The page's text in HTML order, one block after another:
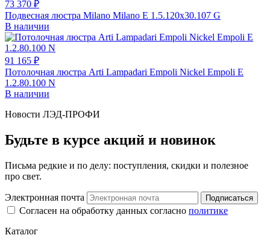
73 370 ₽
Подвесная люстра Milano Milano E 1.5.120x30.107 G
В наличии
91 165 ₽
Потолочная люстра Arti Lampadari Empoli Nickel Empoli E
1.2.80.100 N
В наличии
Новости ЛЭД-ПРОФИ
Будьте в курсе акций и новинок
Письма редкие и по делу: поступления, скидки и полезное
про свет.
Электронная почта Подписаться
Согласен на обработку данных согласно политике
Каталог